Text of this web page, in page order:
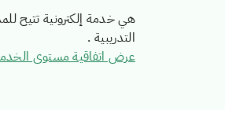
هي خدمة إلكترونية تتيح
التدريبية .
عرض اتفاقية مستوى